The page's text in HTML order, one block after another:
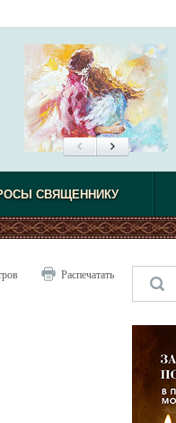
СВЯЩЕННИКУ
Распечатать